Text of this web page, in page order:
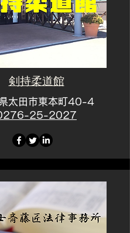
剣持柔道館
太田市東本町40-4
25-2027